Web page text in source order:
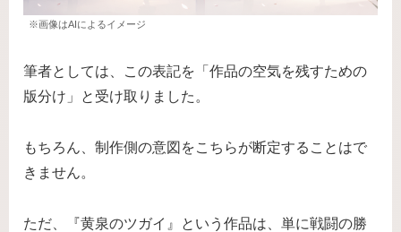
※画像はAIによるイメージ
筆者としては、この表記を「作品の空気を残すための
版分け」と受け取りました。
もちろん、制作側の意図をこちらが断定することはで
きません。
ただ、『黄泉のツガイ』という作品は、単に戦闘の勝